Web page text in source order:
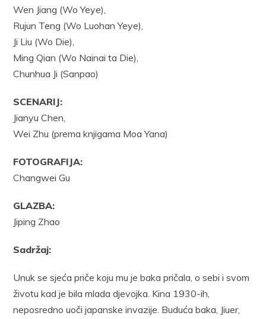
Wen Jiang (Wo Yeye),
Rujun Teng (Wo Luohan Yeye),
Ji Liu (Wo Die),
Ming Qian (Wo Nainai ta Die),
Chunhua Ji (Sanpao)
SCENARIJ:
Jianyu Chen,
Wei Zhu (prema knjigama Moa Yana)
FOTOGRAFIJA:
Changwei Gu
GLAZBA:
Jiping Zhao
Sadržaj:
Unuk se sjeća priče koju mu je baka pričala, o sebi i svom
životu kad je bila mlada djevojka. Kina 1930-ih,
neposredno uoči japanske invazije. Buduća baka, Jiuer,